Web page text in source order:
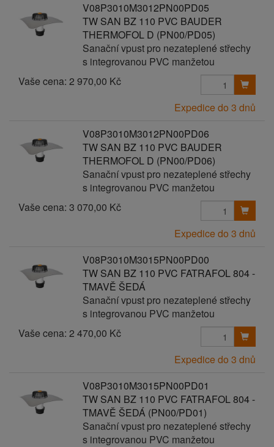
V08P3010M3012PN00PD05
TW SAN BZ 110 PVC BAUDER
THERMOFOL D (PN00/PD05)
Sanační vpust pro nezateplené střechy
s integrovanou PVC manžetou
Vaše cena: 2 970,00 Kč
Expedice do 3 dnů
V08P3010M3012PN00PD06
TW SAN BZ 110 PVC BAUDER
THERMOFOL D (PN00/PD06)
Sanační vpust pro nezateplené střechy
s integrovanou PVC manžetou
Vaše cena: 3 070,00 Kč
Expedice do 3 dnů
V08P3010M3015PN00PD00
TW SAN BZ 110 PVC FATRAFOL 804 -
TMAVĚ ŠEDÁ
Sanační vpust pro nezateplené střechy
s integrovanou PVC manžetou
Vaše cena: 2 470,00 Kč
Expedice do 3 dnů
V08P3010M3015PN00PD01
TW SAN BZ 110 PVC FATRAFOL 804 -
TMAVĚ ŠEDÁ (PN00/PD01)
Sanační vpust pro nezateplené střechy
s integrovanou PVC manžetou